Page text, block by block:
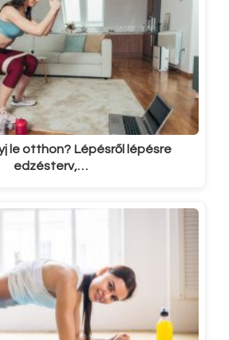
le otthon? Lépésről lépésre
edzésterv,…